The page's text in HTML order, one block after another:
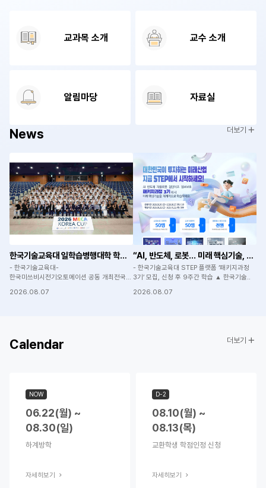
교과목 소개 교수 소개
알림마당 자료실
News
한국기술교육대 일학습병행대학 학생들 ‘MECA KOREA CUP’ 노동부 장..
- 한국기술교육대-
한국미쓰비시전기오토메이션 공동 개최전국
2026.08.07
“AI, 반도체, 로봇... 미래 핵심기술, 온라인에서 무료로 학습하세요&rdq..
- 한국기술교육대 STEP 플랫폼 ‘패키지과정
3기’ 모집, 신청 후 9주간 학습 ▲ 한국기술..
2026.08.07
더보기
Calendar
NOW
06.22(월) ~
08.30(일)
하계방학
자세히보기
D-2
08.10(월) ~
08.13(목)
교환학생 학점인정 신청
자세히보기
더보기